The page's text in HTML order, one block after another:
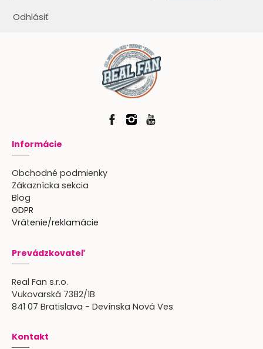
Odhlásiť
Informácie
Obchodné podmienky
Zákaznícka sekcia
Blog
GDPR
Vrátenie/reklamácie
Prevádzkovateľ
Real Fan s.r.o.
Vukovarská 7382/1B
841 07 Bratislava - Devínska Nová Ves
Kontakt